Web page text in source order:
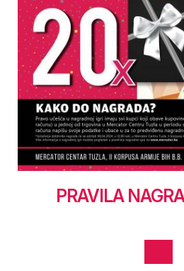
PRAVILA